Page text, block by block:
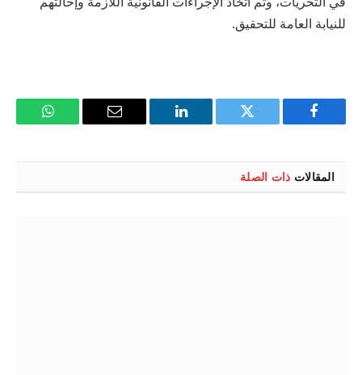
للنيابة العامة للتحقيق.
فيسبوك تويتر لينكدإن
البريد
واتساب
المقالات ذات الصلة